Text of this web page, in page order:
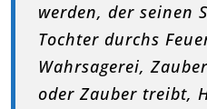
werden, der seinen
Tochter durchs
Wahrsagerei,
oder Zauber treibt,